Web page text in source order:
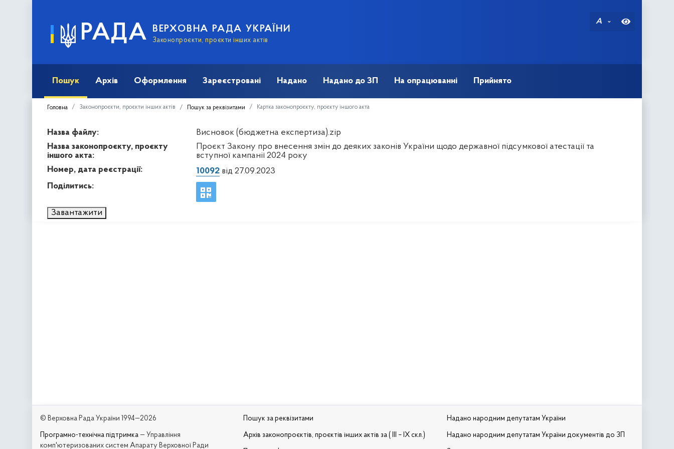
РАДА ВЕРХОВНА РАДА УКРАЇНИ
Законопроєкти, проєкти інших актів
A
Пошук Архів Оформлення Зареєстровані Надано Надано до ЗП На опрацюванні Прийнято
Головна Законопроєкти, проєкти інших актів Пошук за реквізитами Картка законопроєкту, проєкту іншого акта
Назва файлу:
Висновок (бюджетна експертиза).zip
Назва законопроєкту, проєкту
іншого акта:
Проєкт Закону про внесення змін до деяких законів України щодо державної підсумкової атестації та
вступної кампанії 2024 року
Номер, дата реєстрації:
10092від 27.09.2023
Поділитись:
Завантажити
© Верховна Рада України 1994—2026
Програмно-технічна підтримка — Управління
комп'ютеризованих систем Апарату Верховної Ради
Пошук за реквізитами
Архів законопроєктів, проєктів інших актів за ( III – IX скл.)
Надано народним депутатам України
Надано народним депутатам України документів до ЗП